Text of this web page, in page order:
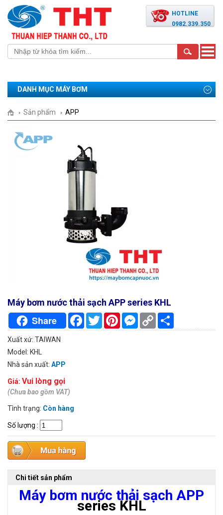
HOTLINE
0982.339.350
Toggle
DANH MỤC MÁY BƠM
Sản phẩm APP
Máy bơm nước thải sạch APP series KHL
Share FacebookTwitterPinterestMessenger
Copy
Link
Xuất xứ: TAIWAN
Model: KHL
Nhà sản xuất: APP
Giá: Vui lòng gọi
(Chưa bao gồm VAT)
Tình trạng: Còn hàng
Số lượng :
Chi tiết sản phẩm
Máy bơm nước thải sạch APP
series KHL